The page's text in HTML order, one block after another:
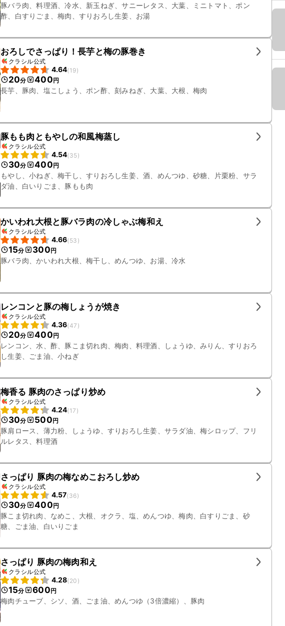
豚バラ肉、料理酒、冷水、新玉ねぎ、サニーレタス、大葉、ミニトマト、ポン
酢、白すりごま、梅肉、すりおろし生姜、お湯
おろしでさっぱり！長芋と梅の豚巻き
クラシル公式
4.64(19)
20分 400円
長芋、豚肉、塩こしょう、ポン酢、刻みねぎ、大葉、大根、梅肉
豚もも肉ともやしの和風梅蒸し
クラシル公式
4.54(35)
30分 400円
もやし、小ねぎ、梅干し、すりおろし生姜、酒、めんつゆ、砂糖、片栗粉、サラ
ダ油、白いりごま、豚もも肉
かいわれ大根と豚バラ肉の冷しゃぶ梅和え
クラシル公式
4.66(53 )
15分 300円
豚バラ肉、かいわれ大根、梅干し、めんつゆ、お湯、冷水
レンコンと豚の梅しょうが焼き
クラシル公式
4.36(47 )
20分 400円
レンコン、水、酢、豚こま切れ肉、梅肉、料理酒、しょうゆ、みりん、すりおろ
し生姜、ごま油、小ねぎ
梅香る 豚肉のさっぱり炒め
クラシル公式
4.24(17 )
30分 500円
豚肩ロース、薄力粉、しょうゆ、すりおろし生姜、サラダ油、梅シロップ、フリ
ルレタス、料理酒
さっぱり 豚肉の梅なめこおろし炒め
クラシル公式
4.57(36)
30分 400円
豚こま切れ肉、なめこ、大根、オクラ、塩、めんつゆ、梅肉、白すりごま、砂
糖、ごま油、白いりごま
さっぱり 豚肉の梅肉和え
クラシル公式
4.28(20 )
15分 600円
梅肉チューブ、シソ、酒、ごま油、めんつゆ（3倍濃縮）、豚肉